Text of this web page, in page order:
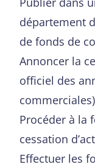
département
de fonds de
Annoncer la
officiel des
Procéder à la
cessation
Effectuer les